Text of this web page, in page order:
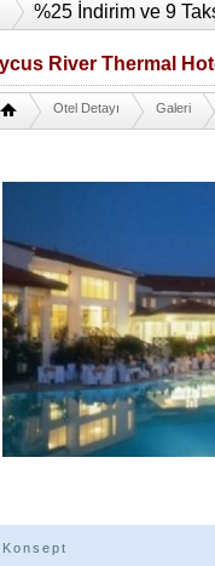
2026 Erken
River Thermal
Otel Detayı Galeri
Konsept